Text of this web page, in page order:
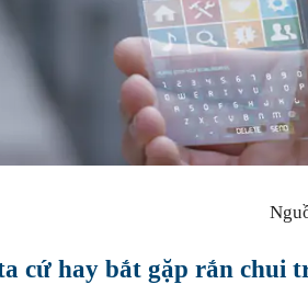
cứ hay bắt gặp rắn chui